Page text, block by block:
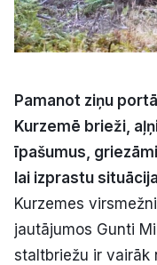
Pamanot ziņu
Kurzemē brieži,
īpašumus,
lai izprastu
Kurzemes
jautājumos Gunti
staltbriežu ir vairāk